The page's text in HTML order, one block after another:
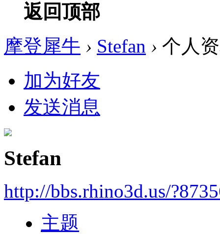
返回顶部
摩登犀牛 › Stefan › 个人
加为好友
发送消息
Stefan
http://bbs.rhino3d.us/
主题